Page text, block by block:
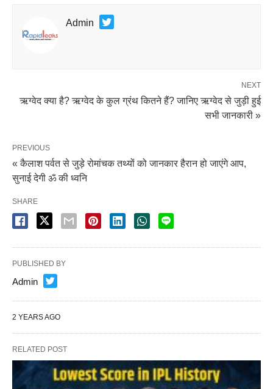
Admin
NEXT
ऋग्वेद क्या है? ऋग्वेद के कुल ग्रंथ कितने हैं? जानिए ऋग्वेद से जुड़ी हुई
सभी जानकारी »
PREVIOUS
« कैलाश पर्वत से जुड़े रोमांचक तथ्यों को जानकार हैरान हो जाएंगे आप,
सुनाई देगी ॐ की ध्वनि
SHARE
PUBLISHED BY
Admin
2 YEARS AGO
RELATED POST